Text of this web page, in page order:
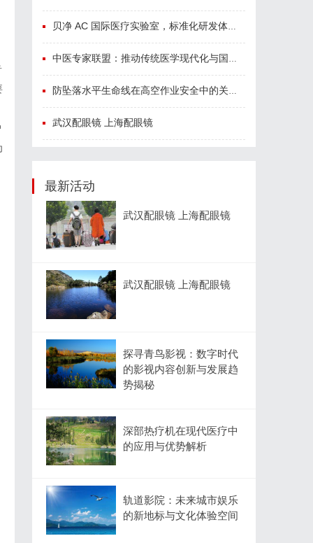
贝净 AC 国际医疗实验室，标准化研发体系全解析
中医专家联盟：推动传统医学现代化与国际化的桥梁
防坠落水平生命线在高空作业安全中的关键作用与应用解析
武汉配眼镜 上海配眼镜
最新活动
武汉配眼镜 上海配眼镜
武汉配眼镜 上海配眼镜
探寻青鸟影视：数字时代
的影视内容创新与发展趋
势揭秘
深部热疗机在现代医疗中
的应用与优势解析
轨道影院：未来城市娱乐
的新地标与文化体验空间